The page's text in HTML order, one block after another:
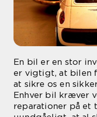
En bil er en stor
er vigtigt, at bilen
at sikre os en
Enhver bil kræver
reparationer på et